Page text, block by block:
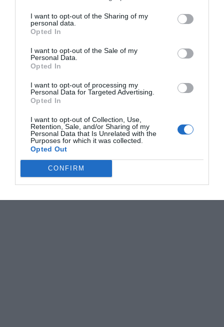
I want to opt-out of the Sharing of my
personal data.
Opted In
I want to opt-out of the Sale of my
Personal Data.
Opted In
I want to opt-out of processing my
Personal Data for Targeted Advertising.
Opted In
I want to opt-out of Collection, Use,
Retention, Sale, and/or Sharing of my
Personal Data that Is Unrelated with the
Purposes for which it was collected.
Opted Out
CONFIRM